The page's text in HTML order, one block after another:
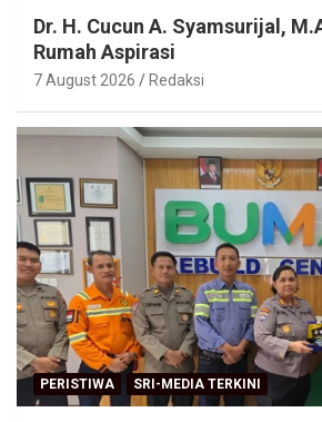
Dr. H. Cucun A. Syamsurijal,
Rumah Aspirasi
7 August 2026 Redaksi
PERISTIWA SRI-MEDIA TERKINI